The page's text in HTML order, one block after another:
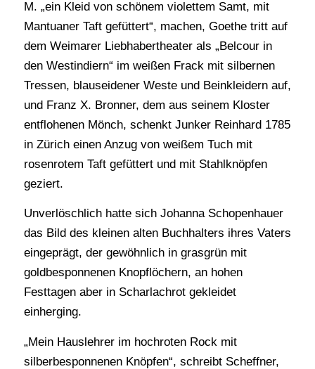
M. „ein Kleid von schönem violettem Samt, mit
Mantuaner Taft gefüttert“, machen, Goethe tritt auf
dem Weimarer Liebhabertheater als „Belcour in
den Westindiern“ im weißen Frack mit silbernen
Tressen, blauseidener Weste und Beinkleidern auf,
und Franz X. Bronner, dem aus seinem Kloster
entflohenen Mönch, schenkt Junker Reinhard 1785
in Zürich einen Anzug von weißem Tuch mit
rosenrotem Taft gefüttert und mit Stahlknöpfen
geziert.
Unverlöschlich hatte sich Johanna Schopenhauer
das Bild des kleinen alten Buchhalters ihres Vaters
eingeprägt, der gewöhnlich in grasgrün mit
goldbesponnenen Knopflöchern, an hohen
Festtagen aber in Scharlachrot gekleidet
einherging.
„Mein Hauslehrer im hochroten Rock mit
silberbesponnenen Knöpfen“, schreibt Scheffner,